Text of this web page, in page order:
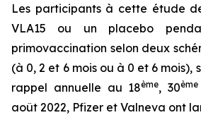
Les participants à cette étude
VLA15 ou un placebo
primovaccination selon deux
(à 0, 2 et 6 mois ou à 0 et 6 mois),
rappel annuelle au 18ème, 30ème
août 2022, Pfizer et Valneva ont